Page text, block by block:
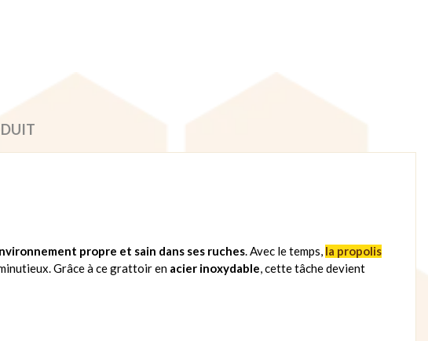
propre et sain dans ses ruches. Avec le temps, la propolis
Grâce à ce grattoir en acier inoxydable, cette tâche devient